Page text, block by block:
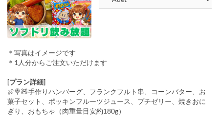
＊写真はイメージです
＊1人分からご注文いただけます
[プラン詳細]
🍖🍭🧸手作りハンバーグ、フランクフルト串、コーンバター、お
菓子セット、ポッキンフルーツジュース、プチゼリー、焼きおに
ぎり、おもちゃ（肉重量目安約180g）